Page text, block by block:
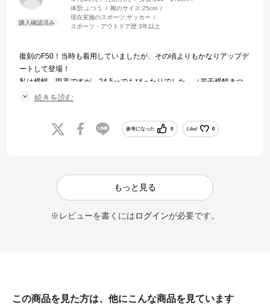
体型:ふつう 靴のサイズ:25cm
現在実施のスポーツ:サッカー
スポーツ・アウトドア歴:3年以上
復刻のF50！当時も着用していましたが、その頃よりもかなりアップデ
ートして登場！
私は横幅、甲高ですが、24.5㎝でもぴったりでした。（若干横幅きつ
いが、少し伸びることを考えると許容範囲）
続きを読む
参考になった 0 Like! 0
もっと見る
※レビューを書くにはログインが必要です。
この商品を見た方は、他にこんな商品を見ています